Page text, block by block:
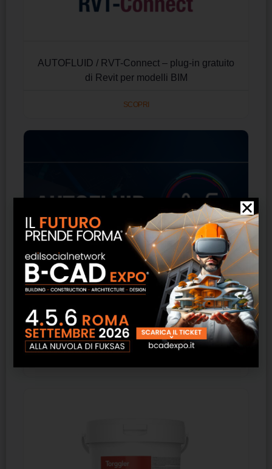
AUTOFLUID / RVT-Connect – plug-in gratuito
di Revit per modelli BIM
SCOPRI
Autofluid Progettazione Impianti HVAC – ATH
Software